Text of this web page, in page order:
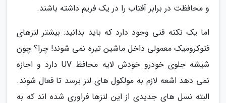
و محافظت در برابر آفتاب را در یک فریم داشته باشند.
اما یک نکته فنی وجود دارد که باید بدانید: بیشتر لنزهای
فتوکرومیک معمولی داخل ماشین تیره نمی شوند! چرا؟ چون
شیشه جلوی خودرو خودش لایه محافظ UV دارد و اجازه
نمی دهد اشعه لازم به مولکول های لنز برسد تا فعال شوند.
البته نسل های جدیدی از این لنزها فراوری شده اند که به